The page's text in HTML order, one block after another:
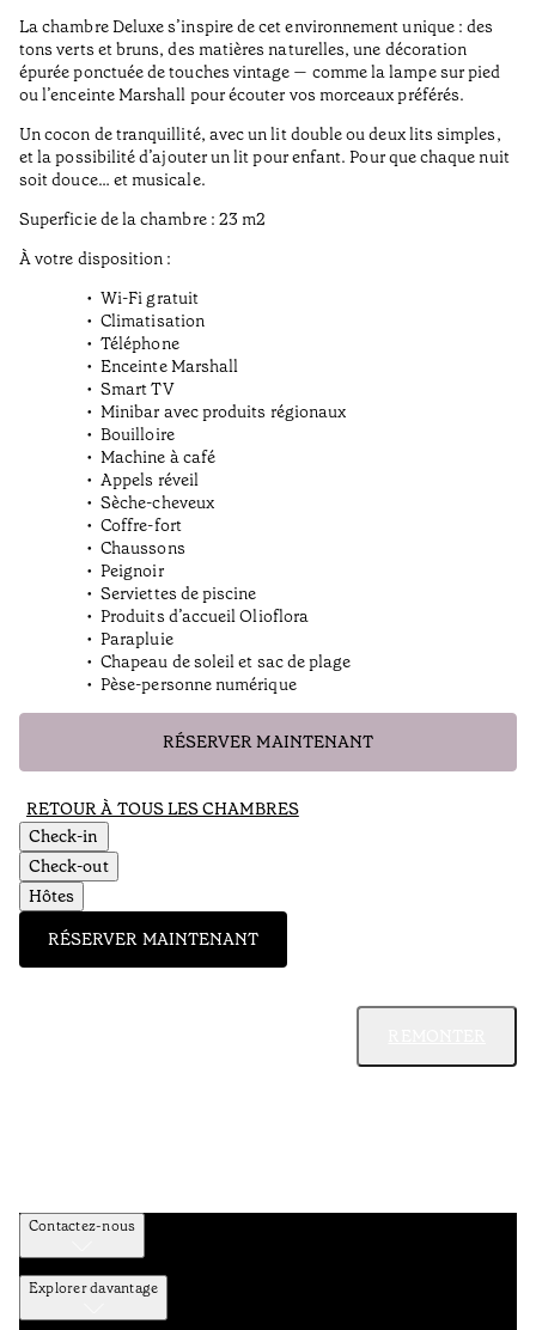
La chambre Deluxe s’inspire de cet environnement unique : des
tons verts et bruns, des matières naturelles, une décoration
épurée ponctuée de touches vintage — comme la lampe sur pied
ou l’enceinte Marshall pour écouter vos morceaux préférés.
Un cocon de tranquillité, avec un lit double ou deux lits simples,
et la possibilité d’ajouter un lit pour enfant. Pour que chaque nuit
soit douce… et musicale.
Superficie de la chambre : 23 m2
À votre disposition :
Wi-Fi gratuit
Climatisation
Téléphone
Enceinte Marshall
Smart TV
Minibar avec produits régionaux
Bouilloire
Machine à café
Appels réveil
Sèche-cheveux
Coffre-fort
Chaussons
Peignoir
Serviettes de piscine
Produits d’accueil Olioflora
Parapluie
Chapeau de soleil et sac de plage
Pèse-personne numérique
RÉSERVER MAINTENANT
RETOUR À TOUS LES CHAMBRES
Check-in
Check-out
Hôtes
RÉSERVER MAINTENANT
Contactez-nous
Explorer davantage